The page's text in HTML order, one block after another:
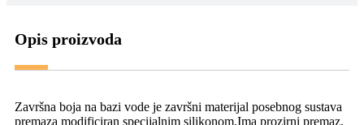
Opis proizvoda
Završna boja na bazi vode je završni materijal posebnog sustava
premaza modificiran specijalnim silikonom.Ima prozirni premaz,